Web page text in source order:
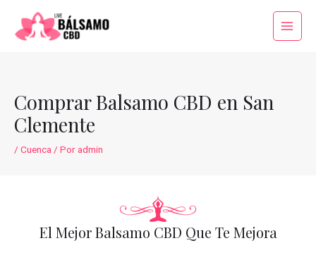
contenido
Main
Comprar Balsamo CBD en San
Clemente
/ Cuenca / Poradmin
El Mejor Balsamo CBD Que Te Mejora